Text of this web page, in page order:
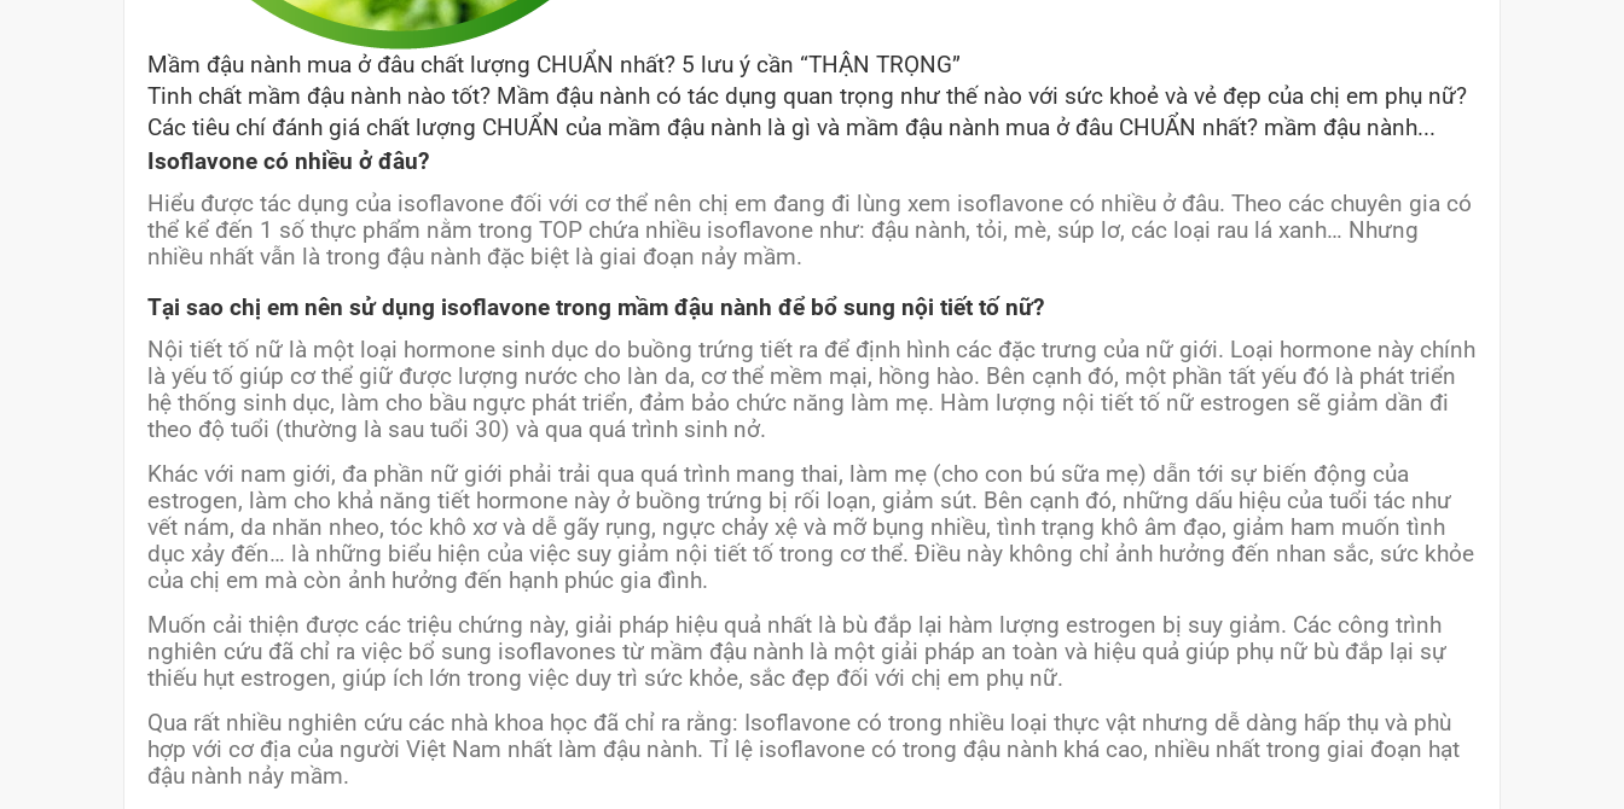
Mầm đậu nành mua ở đâu chất lượng CHUẨN nhất? 5 lưu ý cần “THẬN TRỌNG”
Tinh chất mầm đậu nành nào tốt? Mầm đậu nành có tác dụng quan trọng như thế nào với sức khoẻ và vẻ đẹp của chị em phụ nữ?
Các tiêu chí đánh giá chất lượng CHUẨN của mầm đậu nành là gì và mầm đậu nành mua ở đâu CHUẨN nhất? mầm đậu nành...
Isoflavone có nhiều ở đâu?
Hiểu được tác dụng của isoflavone đối với cơ thể nên chị em đang đi lùng xem isoflavone có nhiều ở đâu. Theo các chuyên gia có
thể kể đến 1 số thực phẩm nằm trong TOP chứa nhiều isoflavone như: đậu nành, tỏi, mè, súp lơ, các loại rau lá xanh… Nhưng
nhiều nhất vẫn là trong đậu nành đặc biệt là giai đoạn nảy mầm.
Tại sao chị em nên sử dụng isoflavone trong mầm đậu nành để bổ sung nội tiết tố nữ?
Nội tiết tố nữ là một loại hormone sinh dục do buồng trứng tiết ra để định hình các đặc trưng của nữ giới. Loại hormone này chính
là yếu tố giúp cơ thể giữ được lượng nước cho làn da, cơ thể mềm mại, hồng hào. Bên cạnh đó, một phần tất yếu đó là phát triển
hệ thống sinh dục, làm cho bầu ngực phát triển, đảm bảo chức năng làm mẹ. Hàm lượng nội tiết tố nữ estrogen sẽ giảm dần đi
theo độ tuổi (thường là sau tuổi 30) và qua quá trình sinh nở.
Khác với nam giới, đa phần nữ giới phải trải qua quá trình mang thai, làm mẹ (cho con bú sữa mẹ) dẫn tới sự biến động của
estrogen, làm cho khả năng tiết hormone này ở buồng trứng bị rối loạn, giảm sút. Bên cạnh đó, những dấu hiệu của tuổi tác như
vết nám, da nhăn nheo, tóc khô xơ và dễ gãy rụng, ngực chảy xệ và mỡ bụng nhiều, tình trạng khô âm đạo, giảm ham muốn tình
dục xảy đến… là những biểu hiện của việc suy giảm nội tiết tố trong cơ thể. Điều này không chỉ ảnh hưởng đến nhan sắc, sức khỏe
của chị em mà còn ảnh hưởng đến hạnh phúc gia đình.
Muốn cải thiện được các triệu chứng này, giải pháp hiệu quả nhất là bù đắp lại hàm lượng estrogen bị suy giảm. Các công trình
nghiên cứu đã chỉ ra việc bổ sung isoflavones từ mầm đậu nành là một giải pháp an toàn và hiệu quả giúp phụ nữ bù đắp lại sự
thiếu hụt estrogen, giúp ích lớn trong việc duy trì sức khỏe, sắc đẹp đối với chị em phụ nữ.
Qua rất nhiều nghiên cứu các nhà khoa học đã chỉ ra rằng: Isoflavone có trong nhiều loại thực vật nhưng dễ dàng hấp thụ và phù
hợp với cơ địa của người Việt Nam nhất làm đậu nành. Tỉ lệ isoflavone có trong đậu nành khá cao, nhiều nhất trong giai đoạn hạt
đậu nành nảy mầm.